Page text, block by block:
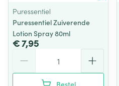
Puressentiel
Puressentiel Zuiverende
Lotion Spray 80ml
€ 7,95
Bestel